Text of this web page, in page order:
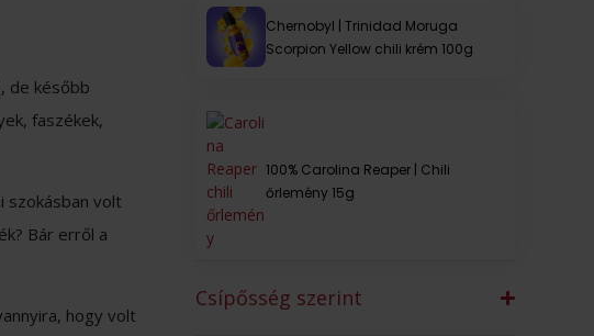
de később
faszékek,
szokásban volt
Bár erről a
hogy volt
Chernobyl | Trinidad Moruga
Scorpion Yellow chili krém 100g
100% Carolina Reaper | Chili
őrlemény 15g
Csípősség szerint